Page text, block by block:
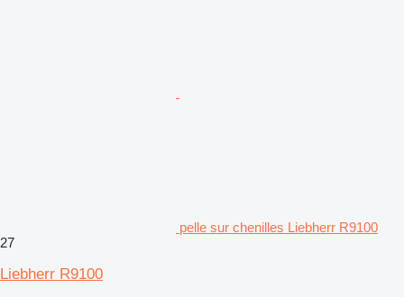
pelle sur chenilles Liebherr R9100
27
Liebherr R9100